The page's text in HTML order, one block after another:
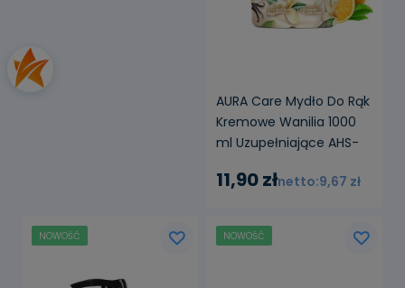
AURA Care Mydło Do Rąk
Kremowe Wanilia 1000
ml Uzupełniające AHS-
11,90 zł 9,67 zł
NOWOŚĆ NOWOŚĆ